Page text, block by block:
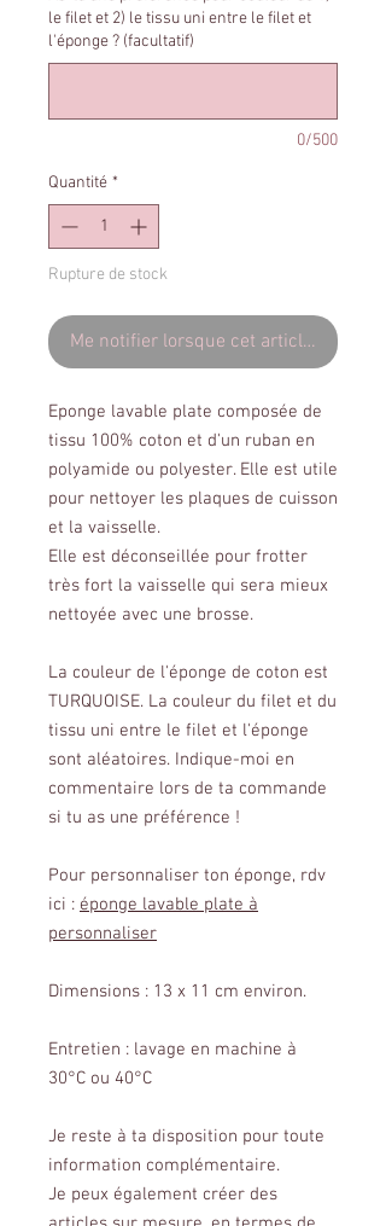
le filet et 2) le tissu uni entre le filet et
l'éponge ? (facultatif)
0/500
Quantité *
Rupture de stock
Me notifier lorsque cet article est
Eponge lavable plate composée de
tissu 100% coton et d'un ruban en
polyamide ou polyester. Elle est utile
pour nettoyer les plaques de cuisson
et la vaisselle.
Elle est déconseillée pour frotter
très fort la vaisselle qui sera mieux
nettoyée avec une brosse.
La couleur de l'éponge de coton est
TURQUOISE. La couleur du filet et du
tissu uni entre le filet et l'éponge
sont aléatoires. Indique-moi en
commentaire lors de ta commande
si tu as une préférence !
Pour personnaliser ton éponge, rdv
ici : éponge lavable plate à
personnaliser
Dimensions : 13 x 11 cm environ.
Entretien : lavage en machine à
30°C ou 40°C
Je reste à ta disposition pour toute
information complémentaire.
Je peux également créer des